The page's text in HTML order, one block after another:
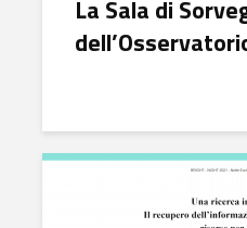
La Sala di